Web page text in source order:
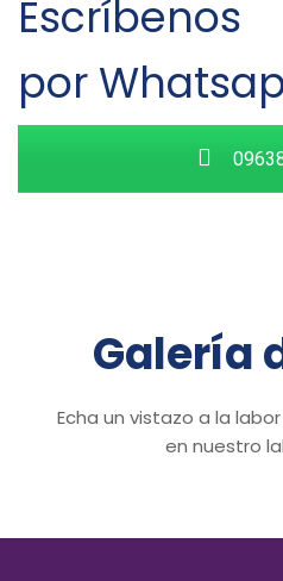
Escríbenos
por
Galería
Echa un vistazo a la
en nuestro